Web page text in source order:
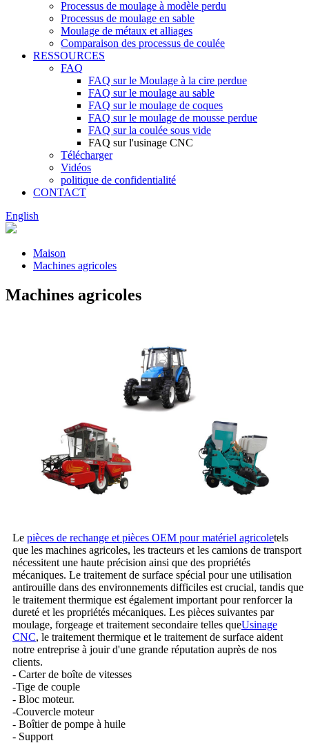
Processus de moulage à modèle perdu
Processus de moulage en sable
Moulage de métaux et alliages
Comparaison des processus de coulée
RESSOURCES
FAQ
FAQ sur le Moulage à la cire perdue
FAQ sur le moulage au sable
FAQ sur le moulage de coques
FAQ sur le moulage de mousse perdue
FAQ sur la coulée sous vide
FAQ sur l'usinage CNC
Télécharger
Vidéos
politique de confidentialité
CONTACT
English
Maison
Machines agricoles
Machines agricoles
Le pièces de rechange et pièces OEM pour matériel agricoletels
que les machines agricoles, les tracteurs et les camions de transport
nécessitent une haute précision ainsi que des propriétés
mécaniques. Le traitement de surface spécial pour une utilisation
antirouille dans des environnements difficiles est crucial, tandis que
le traitement thermique est également important pour renforcer la
dureté et les propriétés mécaniques. Les pièces suivantes par
moulage, forgeage et traitement secondaire telles queUsinage
CNC, le traitement thermique et le traitement de surface aident
notre entreprise à jouir d'une grande réputation auprès de nos
clients.
- Carter de boîte de vitesses
-Tige de couple
- Bloc moteur.
-Couvercle moteur
- Boîtier de pompe à huile
- Support